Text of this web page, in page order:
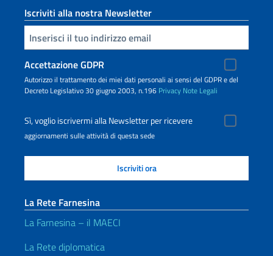
Iscriviti alla nostra Newsletter
Inserisci la tua email
Accettazione GDPR
Autorizzo il trattamento dei miei dati personali ai sensi del GDPR e del
Decreto Legislativo 30 giugno 2003, n.196 Privacy Note Legali
Sì, voglio iscrivermi alla Newsletter per ricevere
aggiornamenti sulle attività di questa sede
La Rete Farnesina
La Farnesina – il MAECI
La Rete diplomatica